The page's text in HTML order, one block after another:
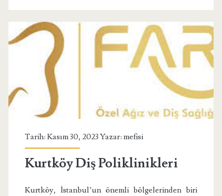
Tarih: Kasım 30, 2023 Yazar: mefisi
Kurtköy Diş Poliklinikleri
Kurtköy, İstanbul’un önemli bölgelerinden biri